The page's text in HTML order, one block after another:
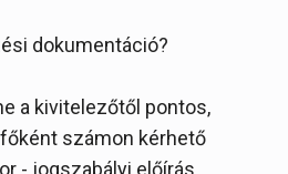
dokumentáció?
a kivitelezőtől pontos,
számon kérhető
- jogszabályi előírás